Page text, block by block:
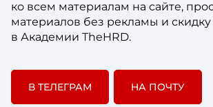
ко всем материалам на сайте,
материалов без рекламы и скидку
в Академии TheHRD.
В ТЕЛЕГРАМ НА ПОЧТУ